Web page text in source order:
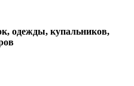
одежды, купальников,